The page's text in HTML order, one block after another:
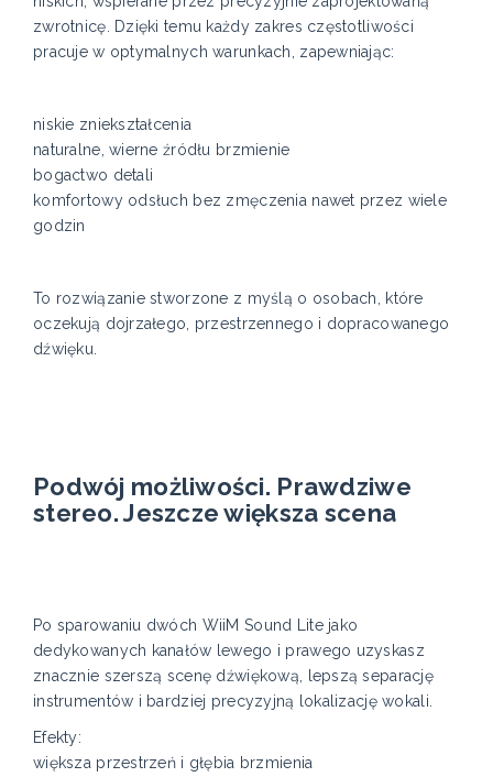
zwrotnicę. Dzięki temu każdy zakres częstotliwości
pracuje w optymalnych warunkach, zapewniając:
niskie zniekształcenia
naturalne, wierne źródłu brzmienie
bogactwo detali
komfortowy odsłuch bez zmęczenia nawet przez wiele
godzin
To rozwiązanie stworzone z myślą o osobach, które
oczekują dojrzałego, przestrzennego i dopracowanego
dźwięku.
Podwój możliwości. Prawdziwe
stereo. Jeszcze większa scena
Po sparowaniu dwóch WiiM Sound Lite jako
dedykowanych kanałów lewego i prawego uzyskasz
znacznie szerszą scenę dźwiękową, lepszą separację
instrumentów i bardziej precyzyjną lokalizację wokali.
Efekty:
większa przestrzeń i głębia brzmienia